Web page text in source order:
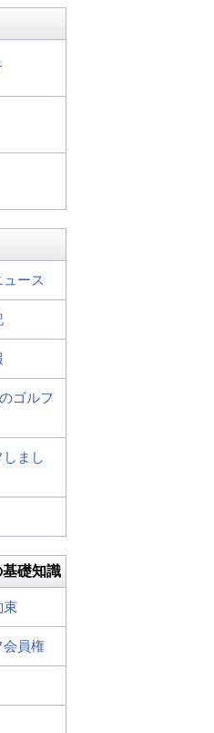
ース
ゴルフ
まし
礎知識
束
会員権